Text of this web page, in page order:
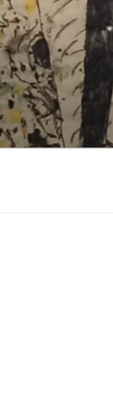
Zum
Inhalt
springen